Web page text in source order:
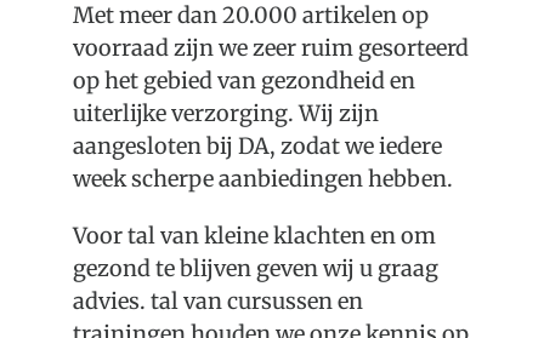
Plan je bezoek
Met meer dan 20.000 artikelen op
voorraad zijn we zeer ruim gesorteerd
op het gebied van gezondheid en
uiterlijke verzorging. Wij zijn
aangesloten bij DA, zodat we iedere
week scherpe aanbiedingen hebben.
Voor tal van kleine klachten en om
gezond te blijven geven wij u graag
advies. tal van cursussen en